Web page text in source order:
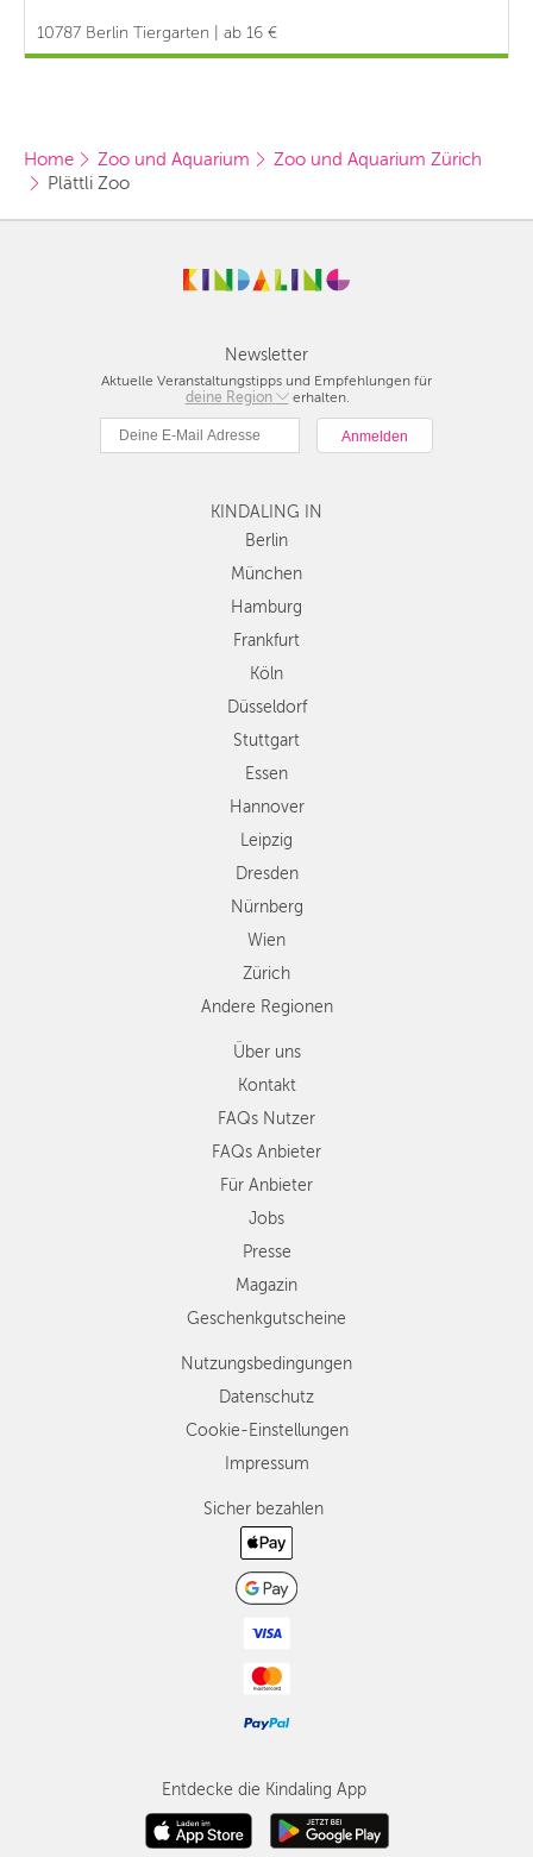
10787 Berlin Tiergarten | ab 16 €
Home Zoo und Aquarium
Zoo und Aquarium Zürich
Plättli Zoo
Newsletter
Aktuelle Veranstaltungstipps und Empfehlungen für
deine Region
Berlin
Hamburg
Köln
Düsseldorf
Stuttgart
Essen
Dresden
Nürnberg
Wien
Zürich
Andere
Regionen
erhalten.
KINDALING IN
Berlin
München
Hamburg
Frankfurt
Köln
Düsseldorf
Stuttgart
Essen
Hannover
Leipzig
Dresden
Nürnberg
Wien
Zürich
Andere Regionen
Über uns
Kontakt
FAQs Nutzer
FAQs Anbieter
Für Anbieter
Jobs
Presse
Magazin
Geschenkgutscheine
Nutzungsbedingungen
Datenschutz
Cookie-Einstellungen
Impressum
Sicher bezahlen
Entdecke die Kindaling App